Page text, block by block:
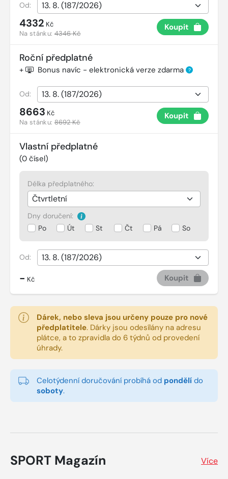
Od:
4332 Kč
Na stánku:4346 Kč
Koupit
Roční předplatné
+ Bonus navíc - elektronická verze zdarma ?
Od:
8663 Kč
Na stánku:8692 Kč
Koupit
Vlastní předplatné
(0 čísel)
Délka předplatného:
Dny doručení:
Po
Út St Čt Pá So
Od:
- Kč Koupit
Dárek, nebo sleva jsou určeny pouze pro nové
předplatitele. Dárky jsou odesílány na adresu
plátce, a to zpravidla do 6 týdnů od provedení
úhrady.
Celotýdenní doručování probíhá od pondělí do
soboty.
SPORT Magazín Více